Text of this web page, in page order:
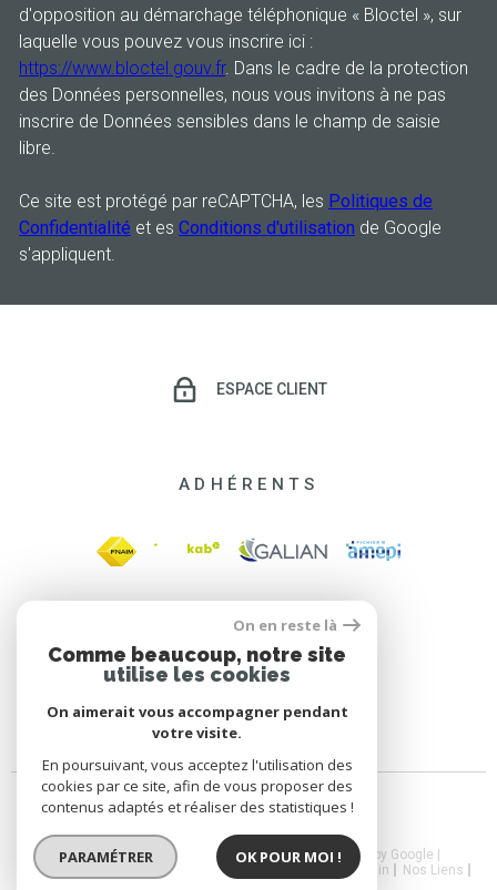
d'opposition au démarchage téléphonique « Bloctel », sur
laquelle vous pouvez vous inscrire ici :
https://www.bloctel.gouv.fr. Dans le cadre de la protection
des Données personnelles, nous vous invitons à ne pas
inscrire de Données sensibles dans le champ de saisie
libre.
Ce site est protégé par reCAPTCHA, les Politiques de
Confidentialité et es Conditions d'utilisation de Google
s'appliquent.
ESPACE CLIENT
ADHÉRENTS
© 2026 | Tous droits réservés | Traduction powered by Google |
Nos Honoraires
Plan Du Site Admin
Nos Liens
On en reste là
Comme beaucoup, notre site
utilise les cookies
On aimerait vous accompagner pendant
votre visite.
En poursuivant, vous acceptez l'utilisation des
cookies par ce site, afin de vous proposer des
contenus adaptés et réaliser des statistiques !
PARAMÉTRER OK POUR MOI !